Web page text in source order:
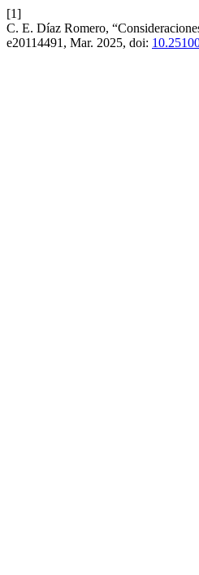
[1]
C. E. Díaz Romero,
e20114491, Mar. 2025, doi: